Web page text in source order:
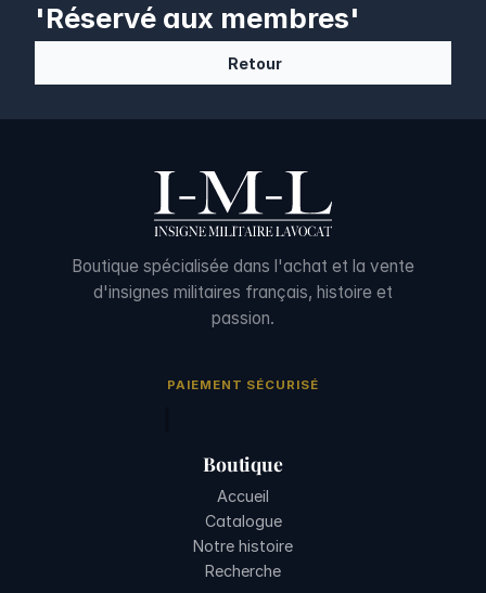
'Réservé aux membres'
Retour
Boutique spécialisée dans l'achat et la vente
d'insignes militaires français, histoire et
passion.
PAIEMENT SÉCURISÉ
Boutique
Accueil
Catalogue
Notre histoire
Recherche